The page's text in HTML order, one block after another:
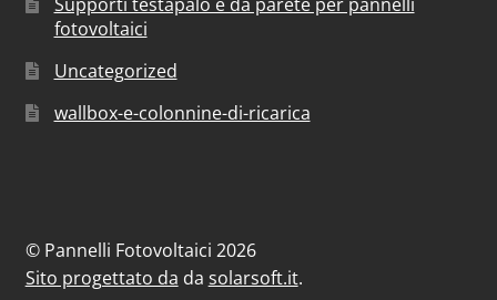
fotovoltaici
Uncategorized
wallbox-e-colonnine-di-ricarica
© Pannelli Fotovoltaici 2026
Sito progettato da da solarsoft.it.